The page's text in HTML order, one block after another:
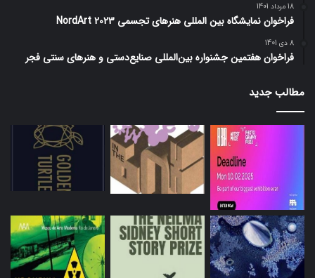
18 مرداد 1401
فراخوان نمایشگاه بین المللی هنرهای تجسمی NordArt 2023
8 دی 1401
فراخوان هفتمین جشنواره بین‌المللی صنایع‌دستی و هنرهای سنتی فجر
مطالب جدید